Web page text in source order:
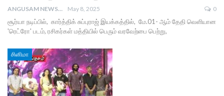
ANGUSAM NEWS May 8, 2025 0
சூர்யா நடிப்பில், கார்த்திக் சுப்புராஜ் இயக்கத்தில், மே.01- ஆம் தேதி வெளியான
'ரெட்ரோ' படம், ரசிகர்கள் மத்தியில் பெரும் வரவேற்பை பெற்று,
சினிமா